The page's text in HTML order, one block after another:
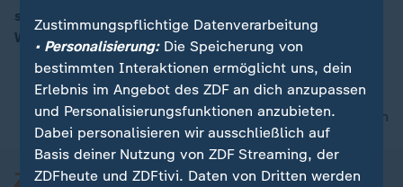
so getan, als ob Ökonomie und Ökologie im
Widerspruch zueinander stünden.
nach oben
Zustimmungspflichtige Datenverarbeitung
• Personalisierung:Die Speicherung von
bestimmten Interaktionen ermöglicht uns, dein
Erlebnis im Angebot des ZDF an dich anzupassen
und Personalisierungsfunktionen anzubieten.
Dabei personalisieren wir ausschließlich auf
Basis deiner Nutzung von ZDF Streaming, der
ZDFheute und ZDFtivi. Daten von Dritten werden